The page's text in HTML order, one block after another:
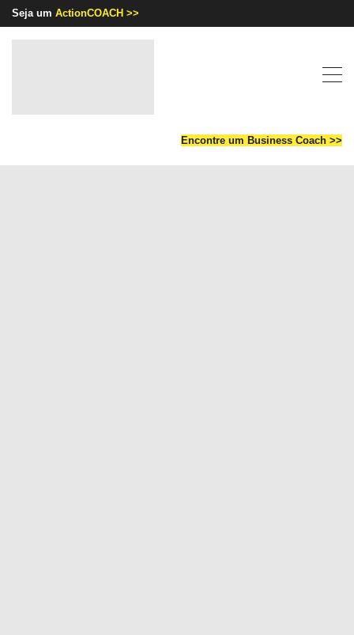
Seja um ActionCOACH >>
Encontre um Business Coach >>